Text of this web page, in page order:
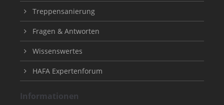
Treppensanierung
Fragen & Antworten
Wissenswertes
HAFA Expertenforum
Informationen